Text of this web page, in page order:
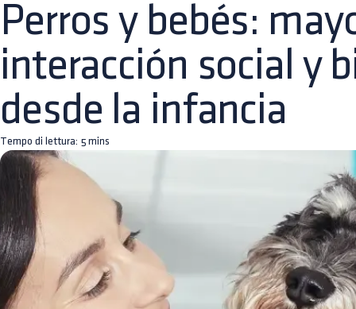
Perros y bebés:
interacción social y
desde la infancia
Tempo di lettura: 5 mins